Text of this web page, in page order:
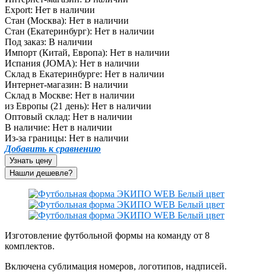
Export: Нет в наличии
Стан (Москва): Нет в наличии
Стан (Екатеринбург): Нет в наличии
Под заказ: В наличии
Импорт (Китай, Европа): Нет в наличии
Испания (JOMA): Нет в наличии
Склад в Екатеринбурге: Нет в наличии
Интернет-магазин: В наличии
Склад в Москве: Нет в наличии
из Европы (21 день): Нет в наличии
Оптовый склад: Нет в наличии
В наличие: Нет в наличии
Из-за границы: Нет в наличии
Добавить к сравнению
Узнать цену
Изготовление футбольной формы на команду от 8
комплектов.
Включена сублимация номеров, логотипов, надписей.